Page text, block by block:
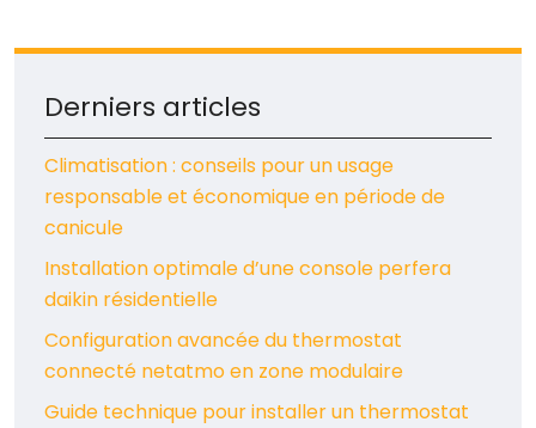
Derniers articles
Climatisation : conseils pour un usage
responsable et économique en période de
canicule
Installation optimale d’une console perfera
daikin résidentielle
Configuration avancée du thermostat
connecté netatmo en zone modulaire
Guide technique pour installer un thermostat